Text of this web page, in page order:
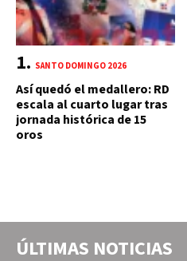
SANTO DOMINGO 2026
Así quedó el medallero: RD
escala al cuarto lugar tras
jornada histórica de 15
oros
ÚLTIMAS NOTICIAS